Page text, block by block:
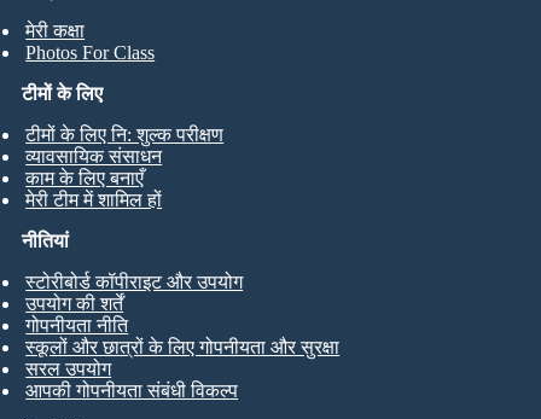
मेरी कक्षा
Photos For Class
टीमों के लिए
टीमों के लिए नि: शुल्क परीक्षण
व्यावसायिक संसाधन
काम के लिए बनाएँ
मेरी टीम में शामिल हों
नीतियां
स्टोरीबोर्ड कॉपीराइट और उपयोग
उपयोग की शर्तें
गोपनीयता नीति
स्कूलों और छात्रों के लिए गोपनीयता और सुरक्षा
सरल उपयोग
आपकी गोपनीयता संबंधी विकल्प